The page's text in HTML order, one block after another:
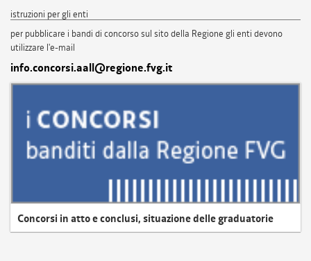
istruzioni per gli enti
per pubblicare i bandi di concorso sul sito della Regione gli enti devono
utilizzare l'e-mail
info.concorsi.aall@regione.fvg.it
Concorsi in atto e conclusi, situazione delle graduatorie